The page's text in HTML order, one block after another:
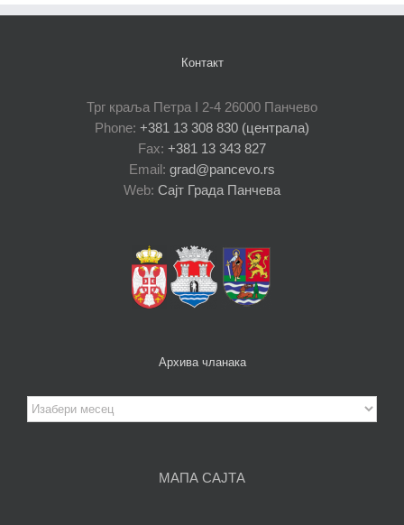
Контакт
Трг краља Петра I 2-4 26000 Панчево
Phone: +381 13 308 830 (централа)
Fax: +381 13 343 827
Email: grad@pancevo.rs
Web: Сајт Града Панчева
Архива чланака
Архива
чланака
МАПА САЈТА